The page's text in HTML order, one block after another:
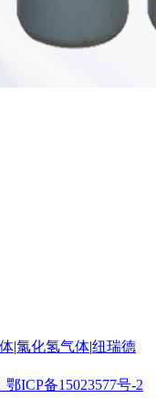
|氯化氢气体|纽瑞德
ICP备15023577号-2